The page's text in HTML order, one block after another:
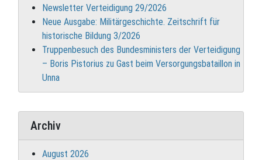
Newsletter Verteidigung 29/2026
Neue Ausgabe: Militärgeschichte. Zeitschrift für
historische Bildung 3/2026
Truppenbesuch des Bundesministers der Verteidigung
– Boris Pistorius zu Gast beim Versorgungsbataillon in
Unna
Archiv
August 2026